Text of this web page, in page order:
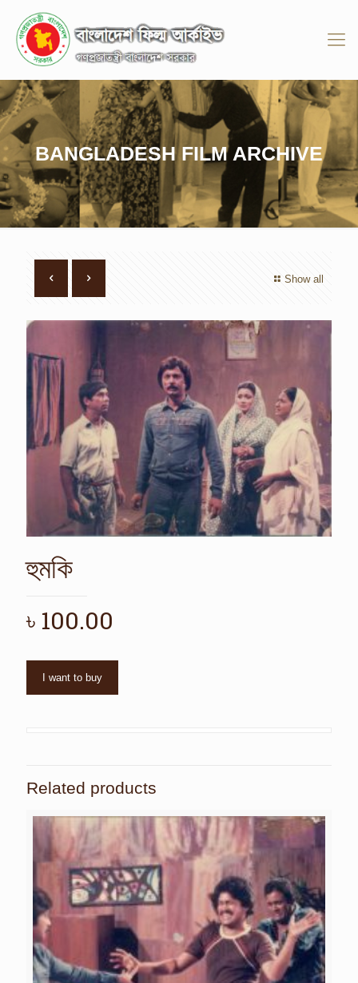
BANGLADESH FILM ARCHIVE
Show all
হুমকি
৳ 100.00
I want to buy
Related products